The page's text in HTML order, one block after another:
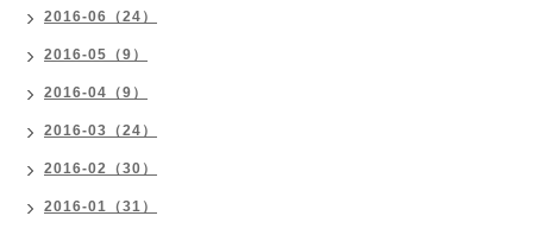
2016-06（24）
2016-05（9）
2016-04（9）
2016-03（24）
2016-02（30）
2016-01（31）